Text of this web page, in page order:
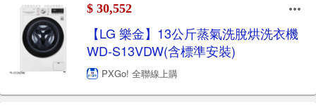
$ 30,552
【LG 樂金】13公斤蒸氣洗脫烘洗衣機
WD-S13VDW(含標準安裝)
PXGo! 全聯線上購